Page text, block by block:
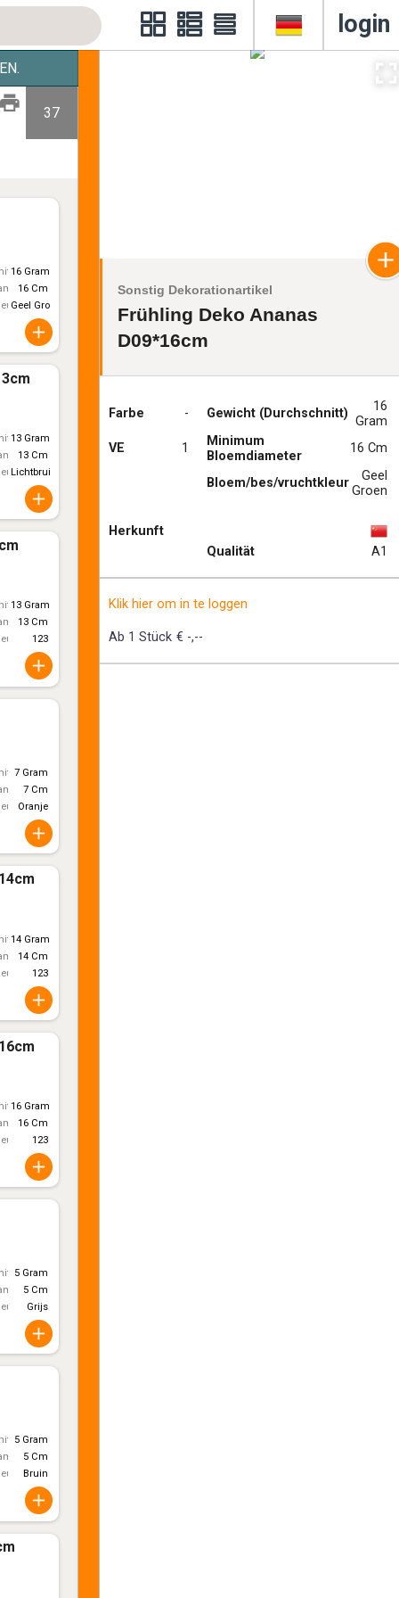
login
Sonstig Dekorationartikel
Frühling Deko Ananas
D09*16cm
Farbe - Gewicht (Durchschnitt)
16
Gram
VE
1
Minimum
Bloemdiameter
16 Cm
Bloem/bes/vruchtkleur
Geel
Groen
Herkunft
Qualität
A1
Klik hier om in te loggen
Ab 1 Stück € -,--
37
16 Gram
16 Cm
Geel Groen
13 Gram
13 Cm
Lichtbruin
13 Gram
13 Cm
123
7 Gram
7 Cm
Oranje
14 Gram
14 Cm
123
16 Gram
16 Cm
123
5 Gram
5 Cm
Grijs
5 Gram
5 Cm
Bruin